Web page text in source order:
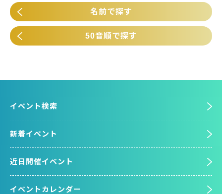
名前で探す
50音順で探す
イベント検索
新着イベント
近日開催イベント
イベントカレンダー